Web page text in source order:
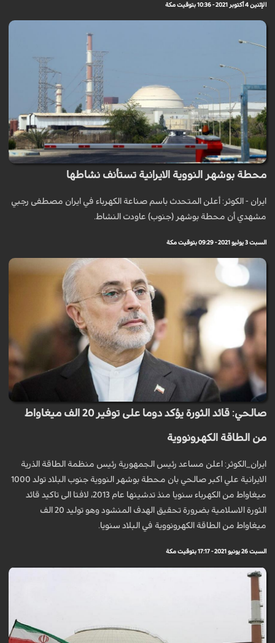
الإثنين 4 أكتوبر 2021 - 10:36 بتوقيت مكة
محطة بوشهر النووية الايرانية تستأنف نشاطها
ايران - الكوثر: أعلن المتحدث باسم صناعة الكهرباء في ايران مصطفى رجبي
مشهدي أن محطة بوشهر (جنوب) عاودت النشاط.
السبت 3 يوليو 2021 - 09:29 بتوقيت مكة
صالحي: قائد الثورة يؤكد دوما على توفير 20 الف ميغاواط
من الطاقة الكهرونووية
ايران_الكوثر: اعلن مساعد رئيس الجمهورية رئيس منظمة الطاقة الذرية
الايرانية علي اكبر صالحي بان محطة بوشهر النووية جنوب البلاد تولد 1000
ميغاواط من الكهرباء سنويا منذ تدشينها عام 2013، لافتا الى تاكيد قائد
الثورة الاسلامية بضرورة تحقيق الهدف المنشود وهو توليد 20 الف
ميغاواط من الطاقة الكهرونووية في البلاد سنويا.
السبت 26 يونيو 2021 - 17:17 بتوقيت مكة